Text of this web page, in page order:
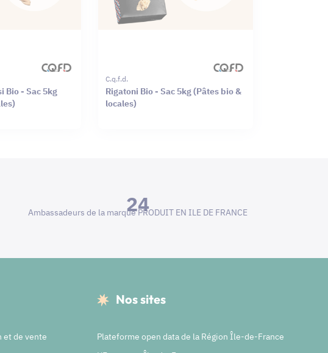
Bio - Sac 5kg
C.q.f.d.
Rigatoni Bio - Sac 5kg (Pâtes bio &
locales)
24
Ambassadeurs de la marque PRODUIT EN ILE DE FRANCE
et de vente
Nos sites
Plateforme open data de la Région Île-de-France